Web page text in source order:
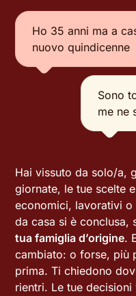
Ho 35 anni ma a
nuovo quindicenne
Sono
me ne
Hai vissuto da solo/a,
giornate, le tue scelte
economici, lavorativi o
da casa si è
tua famiglia d’origine.
cambiato: o forse, più
prima. Ti chiedono
rientri. Le tue